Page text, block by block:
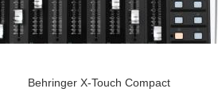
Behringer X-Touch Compact